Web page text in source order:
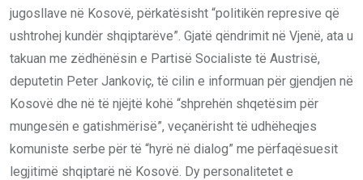
jugosllave në Kosovë, përkatësisht “politikën represive që
ushtrohej kundër shqiptarëve”. Gjatë qëndrimit në Vjenë, ata u
takuan me zëdhënësin e Partisë Socialiste të Austrisë,
deputetin Peter Jankoviç, të cilin e informuan për gjendjen në
Kosovë dhe në të njëjtë kohë “shprehën shqetësim për
mungesën e gatishmërisë”, veçanërisht të udhëheqjes
komuniste serbe për të “hyrë në dialog” me përfaqësuesit
legjitimë shqiptarë në Kosovë. Dy personalitetet e